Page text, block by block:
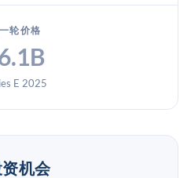
轮价格
E 2025
机会